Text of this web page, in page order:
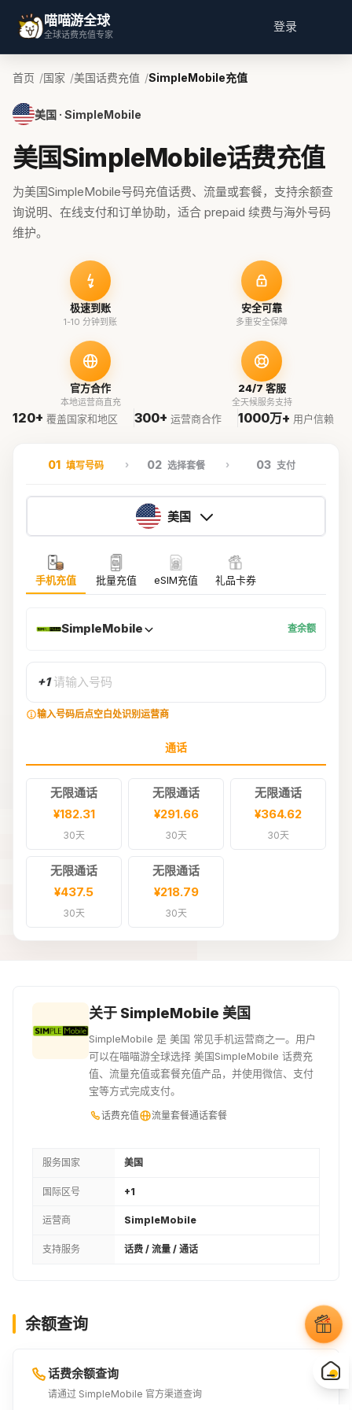
喵喵游全球
全球话费充值专家
登录
首页 国家 美国话费充值 SimpleMobile充值
美国 · SimpleMobile
美国SimpleMobile话费充值
为美国SimpleMobile号码充值话费、流量或套餐，支持余额查
询说明、在线支付和订单协助，适合 prepaid 续费与海外号码
维护。
极速到账
1-10 分钟到账
安全可靠
多重安全保障
官方合作
本地运营商直充
24/7 客服
全天候服务支持
120+ 覆盖国家和地区 300+ 运营商合作 1000万+ 用户信赖
01 填写号码 02 选择套餐 03 支付
美国
手机充值 批量充值 eSIM充值 礼品卡券
SimpleMobile 查余额
+1 请输入号码
输入号码后点空白处识别运营商
通话
无限通话
¥182.31
30天
无限通话
¥291.66
30天
无限通话
¥364.62
30天
无限通话
¥437.5
30天
无限通话
¥218.79
30天
关于 SimpleMobile 美国
SimpleMobile 是 美国 常见手机运营商之一。用户
可以在喵喵游全球选择 美国SimpleMobile 话费充
值、流量充值或套餐充值产品，并使用微信、支付
宝等方式完成支付。
话费充值 流量套餐通话套餐
服务国家 美国
国际区号 +1
运营商 SimpleMobile
支持服务 话费 / 流量 / 通话
余额查询
话费余额查询
请通过 SimpleMobile 官方渠道查询